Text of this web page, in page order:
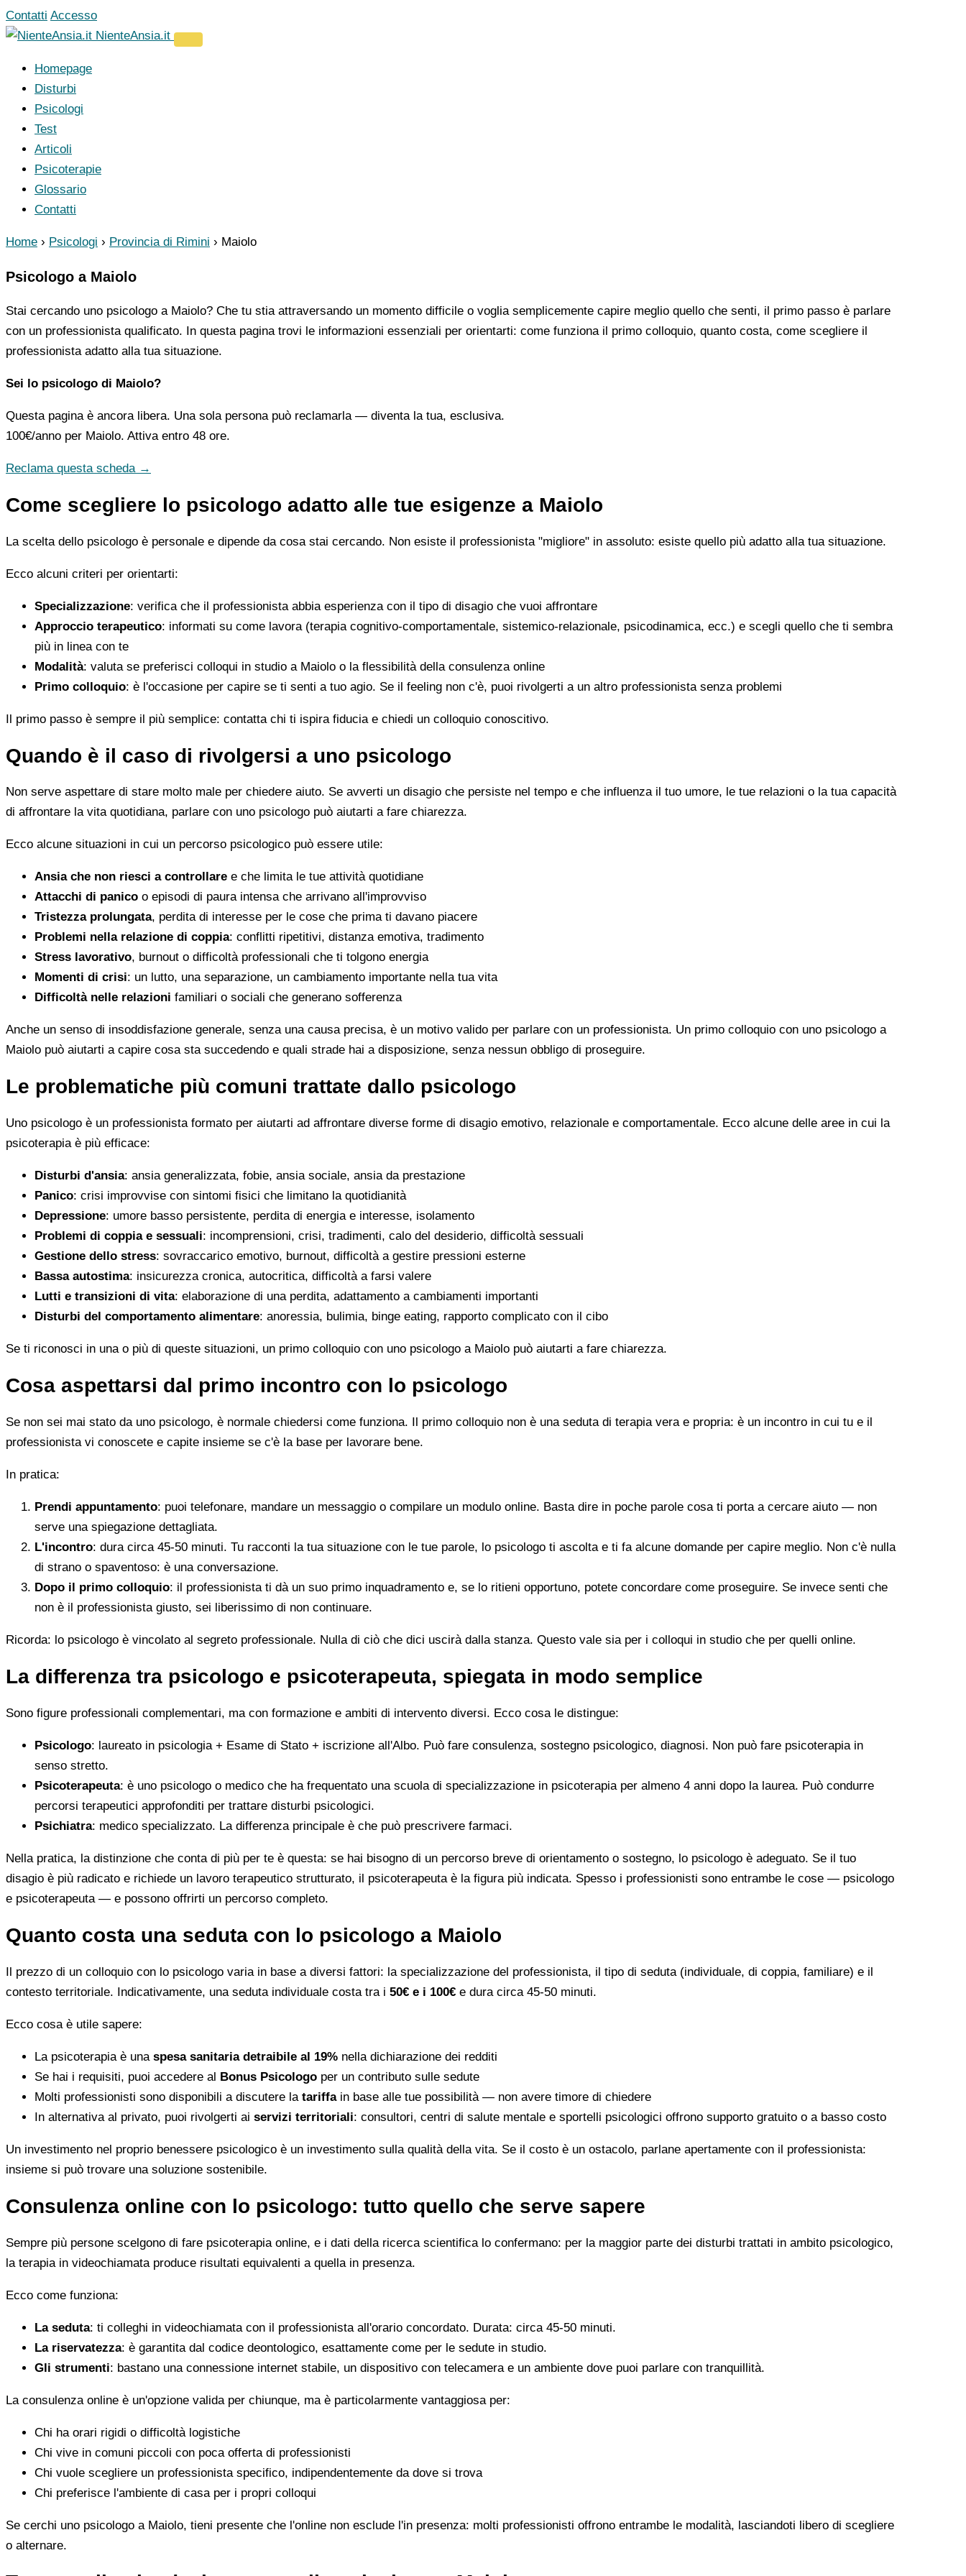
Vai
al
Contatti Accesso
NienteAnsia.it
Homepage
Disturbi
Psicologi
Test
Articoli
Psicoterapie
Glossario
Contatti
Home › Psicologi › Provincia di Rimini › Maiolo
Psicologo a Maiolo
Stai cercando uno psicologo a Maiolo? Che tu stia attraversando un momento difficile o voglia semplicemente capire meglio quello che senti, il primo passo è parlare
con un professionista qualificato. In questa pagina trovi le informazioni essenziali per orientarti: come funziona il primo colloquio, quanto costa, come scegliere il
professionista adatto alla tua situazione.
Sei lo psicologo di Maiolo?
Questa pagina è ancora libera. Una sola persona può reclamarla — diventa la tua, esclusiva.
100€/anno per Maiolo. Attiva entro 48 ore.
Reclama questa scheda →
Come scegliere lo psicologo adatto alle tue esigenze a Maiolo
La scelta dello psicologo è personale e dipende da cosa stai cercando. Non esiste il professionista "migliore" in assoluto: esiste quello più adatto alla tua situazione.
Ecco alcuni criteri per orientarti:
Specializzazione: verifica che il professionista abbia esperienza con il tipo di disagio che vuoi affrontare
Approccio terapeutico: informati su come lavora (terapia cognitivo-comportamentale, sistemico-relazionale, psicodinamica, ecc.) e scegli quello che ti sembra
più in linea con te
Modalità: valuta se preferisci colloqui in studio a Maiolo o la flessibilità della consulenza online
Primo colloquio: è l'occasione per capire se ti senti a tuo agio. Se il feeling non c'è, puoi rivolgerti a un altro professionista senza problemi
Il primo passo è sempre il più semplice: contatta chi ti ispira fiducia e chiedi un colloquio conoscitivo.
Quando è il caso di rivolgersi a uno psicologo
Non serve aspettare di stare molto male per chiedere aiuto. Se avverti un disagio che persiste nel tempo e che influenza il tuo umore, le tue relazioni o la tua capacità
di affrontare la vita quotidiana, parlare con uno psicologo può aiutarti a fare chiarezza.
Ecco alcune situazioni in cui un percorso psicologico può essere utile:
Ansia che non riesci a controllare e che limita le tue attività quotidiane
Attacchi di panico o episodi di paura intensa che arrivano all'improvviso
Tristezza prolungata, perdita di interesse per le cose che prima ti davano piacere
Problemi nella relazione di coppia: conflitti ripetitivi, distanza emotiva, tradimento
Stress lavorativo, burnout o difficoltà professionali che ti tolgono energia
Momenti di crisi: un lutto, una separazione, un cambiamento importante nella tua vita
Difficoltà nelle relazioni familiari o sociali che generano sofferenza
Anche un senso di insoddisfazione generale, senza una causa precisa, è un motivo valido per parlare con un professionista. Un primo colloquio con uno psicologo a
Maiolo può aiutarti a capire cosa sta succedendo e quali strade hai a disposizione, senza nessun obbligo di proseguire.
Le problematiche più comuni trattate dallo psicologo
Uno psicologo è un professionista formato per aiutarti ad affrontare diverse forme di disagio emotivo, relazionale e comportamentale. Ecco alcune delle aree in cui la
psicoterapia è più efficace:
Disturbi d'ansia: ansia generalizzata, fobie, ansia sociale, ansia da prestazione
Panico: crisi improvvise con sintomi fisici che limitano la quotidianità
Depressione: umore basso persistente, perdita di energia e interesse, isolamento
Problemi di coppia e sessuali: incomprensioni, crisi, tradimenti, calo del desiderio, difficoltà sessuali
Gestione dello stress: sovraccarico emotivo, burnout, difficoltà a gestire pressioni esterne
Bassa autostima: insicurezza cronica, autocritica, difficoltà a farsi valere
Lutti e transizioni di vita: elaborazione di una perdita, adattamento a cambiamenti importanti
Disturbi del comportamento alimentare: anoressia, bulimia, binge eating, rapporto complicato con il cibo
Se ti riconosci in una o più di queste situazioni, un primo colloquio con uno psicologo a Maiolo può aiutarti a fare chiarezza.
Cosa aspettarsi dal primo incontro con lo psicologo
Se non sei mai stato da uno psicologo, è normale chiedersi come funziona. Il primo colloquio non è una seduta di terapia vera e propria: è un incontro in cui tu e il
professionista vi conoscete e capite insieme se c'è la base per lavorare bene.
In pratica:
Prendi appuntamento: puoi telefonare, mandare un messaggio o compilare un modulo online. Basta dire in poche parole cosa ti porta a cercare aiuto — non
serve una spiegazione dettagliata.
L'incontro: dura circa 45-50 minuti. Tu racconti la tua situazione con le tue parole, lo psicologo ti ascolta e ti fa alcune domande per capire meglio. Non c'è nulla
di strano o spaventoso: è una conversazione.
Dopo il primo colloquio: il professionista ti dà un suo primo inquadramento e, se lo ritieni opportuno, potete concordare come proseguire. Se invece senti che
non è il professionista giusto, sei liberissimo di non continuare.
Ricorda: lo psicologo è vincolato al segreto professionale. Nulla di ciò che dici uscirà dalla stanza. Questo vale sia per i colloqui in studio che per quelli online.
La differenza tra psicologo e psicoterapeuta, spiegata in modo semplice
Sono figure professionali complementari, ma con formazione e ambiti di intervento diversi. Ecco cosa le distingue:
Psicologo: laureato in psicologia + Esame di Stato + iscrizione all'Albo. Può fare consulenza, sostegno psicologico, diagnosi. Non può fare psicoterapia in
senso stretto.
Psicoterapeuta: è uno psicologo o medico che ha frequentato una scuola di specializzazione in psicoterapia per almeno 4 anni dopo la laurea. Può condurre
percorsi terapeutici approfonditi per trattare disturbi psicologici.
Psichiatra: medico specializzato. La differenza principale è che può prescrivere farmaci.
Nella pratica, la distinzione che conta di più per te è questa: se hai bisogno di un percorso breve di orientamento o sostegno, lo psicologo è adeguato. Se il tuo
disagio è più radicato e richiede un lavoro terapeutico strutturato, il psicoterapeuta è la figura più indicata. Spesso i professionisti sono entrambe le cose — psicologo
e psicoterapeuta — e possono offrirti un percorso completo.
Quanto costa una seduta con lo psicologo a Maiolo
Il prezzo di un colloquio con lo psicologo varia in base a diversi fattori: la specializzazione del professionista, il tipo di seduta (individuale, di coppia, familiare) e il
contesto territoriale. Indicativamente, una seduta individuale costa tra i 50€ e i 100€ e dura circa 45-50 minuti.
Ecco cosa è utile sapere:
La psicoterapia è una spesa sanitaria detraibile al 19% nella dichiarazione dei redditi
Se hai i requisiti, puoi accedere al Bonus Psicologo per un contributo sulle sedute
Molti professionisti sono disponibili a discutere la tariffain base alle tue possibilità — non avere timore di chiedere
In alternativa al privato, puoi rivolgerti ai servizi territoriali: consultori, centri di salute mentale e sportelli psicologici offrono supporto gratuito o a basso costo
Un investimento nel proprio benessere psicologico è un investimento sulla qualità della vita. Se il costo è un ostacolo, parlane apertamente con il professionista:
insieme si può trovare una soluzione sostenibile.
Consulenza online con lo psicologo: tutto quello che serve sapere
Sempre più persone scelgono di fare psicoterapia online, e i dati della ricerca scientifica lo confermano: per la maggior parte dei disturbi trattati in ambito psicologico,
la terapia in videochiamata produce risultati equivalenti a quella in presenza.
Ecco come funziona:
La seduta: ti colleghi in videochiamata con il professionista all'orario concordato. Durata: circa 45-50 minuti.
La riservatezza: è garantita dal codice deontologico, esattamente come per le sedute in studio.
Gli strumenti: bastano una connessione internet stabile, un dispositivo con telecamera e un ambiente dove puoi parlare con tranquillità.
La consulenza online è un'opzione valida per chiunque, ma è particolarmente vantaggiosa per:
Chi ha orari rigidi o difficoltà logistiche
Chi vive in comuni piccoli con poca offerta di professionisti
Chi vuole scegliere un professionista specifico, indipendentemente da dove si trova
Chi preferisce l'ambiente di casa per i propri colloqui
Se cerchi uno psicologo a Maiolo, tieni presente che l'online non esclude l'in presenza: molti professionisti offrono entrambe le modalità, lasciandoti libero di scegliere
o alternare.